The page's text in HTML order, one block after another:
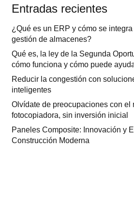
Entradas recientes
¿Qué es un ERP y cómo se
gestión de almacenes?
Qué es, la ley de la Segunda
cómo funciona y cómo puede
Reducir la congestión con
inteligentes
Olvídate de preocupaciones con el
fotocopiadora, sin inversión inicial
Paneles Composite: Innovación y
Construcción Moderna